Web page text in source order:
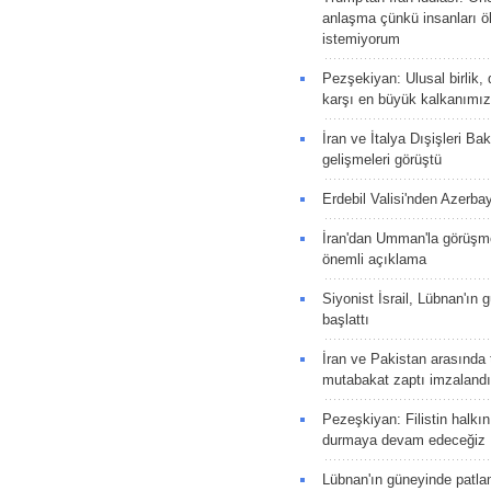
anlaşma çünkü insanları
istemiyorum
Pezşekiyan: Ulusal birlik,
karşı en büyük
İran ve İtalya Dışişleri
gelişmeleri görüştü
Erdebil Valisi'nden
İran'dan Umman'la
önemli açıklama
Siyonist İsrail, Lübnan'ın
başlattı
İran ve Pakistan
mutabakat zaptı imzalandı
Pezeşkiyan: Filistin
durmaya devam edeceğiz
Lübnan'ın güneyinde